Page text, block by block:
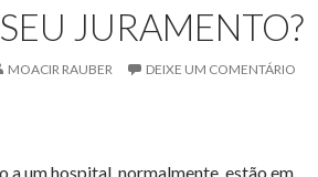
JURAMENTO?
MOACIR RAUBER DEIXE UM COMENTÁRIO
a um hospital, normalmente, estão em